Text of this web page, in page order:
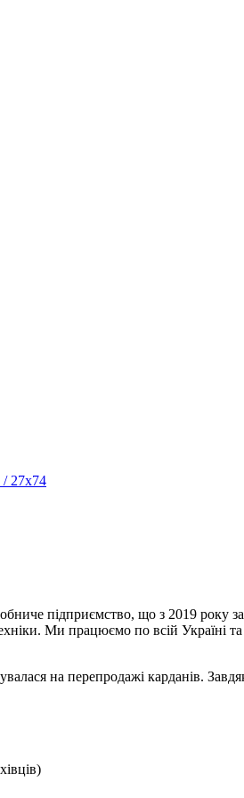
/ 27x74
підприємство, що з 2019 року
Ми працюємо по всій
на перепродажі карданів.